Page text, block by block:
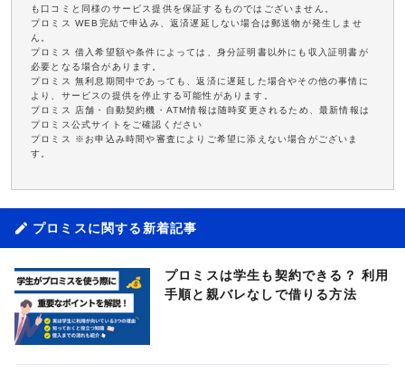
も口コミと同様のサービス提供を保証するものではございません。
プロミス WEB完結で申込み、返済遅延しない場合は郵送物が発生しませ
ん。
プロミス 借入希望額や条件によっては、身分証明書以外にも収入証明書が
必要となる場合があります。
プロミス 無利息期間中であっても、返済に遅延した場合やその他の事情に
より、サービスの提供を停止する可能性があります。
プロミス 店舗・自動契約機・ATM情報は随時変更されるため、最新情報は
プロミス公式サイトをご確認ください
プロミス ※お申込み時間や審査によりご希望に添えない場合がございま
す。
プロミスに関する新着記事
プロミスは学生も契約できる？ 利用
手順と親バレなしで借りる方法